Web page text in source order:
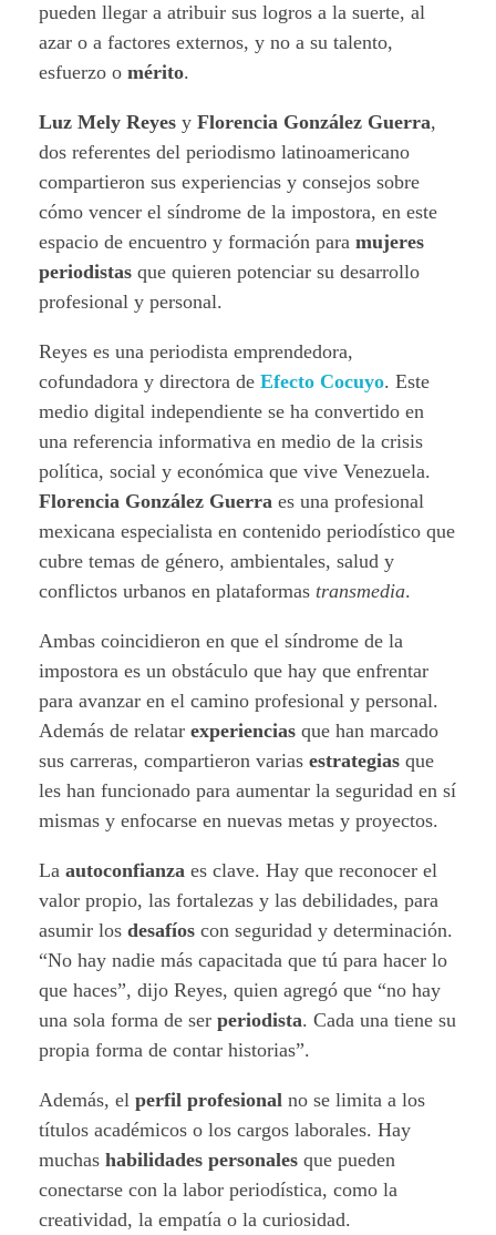
pueden llegar a atribuir sus logros a la suerte, al
azar o a factores externos, y no a su talento,
esfuerzo o mérito.
Luz Mely Reyes y Florencia González Guerra,
dos referentes del periodismo latinoamericano
compartieron sus experiencias y consejos sobre
cómo vencer el síndrome de la impostora, en este
espacio de encuentro y formación para mujeres
periodistas que quieren potenciar su desarrollo
profesional y personal.
Reyes es una periodista emprendedora,
cofundadora y directora de Efecto Cocuyo. Este
medio digital independiente se ha convertido en
una referencia informativa en medio de la crisis
política, social y económica que vive Venezuela.
Florencia González Guerra es una profesional
mexicana especialista en contenido periodístico que
cubre temas de género, ambientales, salud y
conflictos urbanos en plataformas transmedia.
Ambas coincidieron en que el síndrome de la
impostora es un obstáculo que hay que enfrentar
para avanzar en el camino profesional y personal.
Además de relatar experiencias que han marcado
sus carreras, compartieron varias estrategias que
les han funcionado para aumentar la seguridad en sí
mismas y enfocarse en nuevas metas y proyectos.
La autoconfianza es clave. Hay que reconocer el
valor propio, las fortalezas y las debilidades, para
asumir los desafíos con seguridad y determinación.
“No hay nadie más capacitada que tú para hacer lo
que haces”, dijo Reyes, quien agregó que “no hay
una sola forma de ser periodista. Cada una tiene su
propia forma de contar historias”.
Además, el perfil profesional no se limita a los
títulos académicos o los cargos laborales. Hay
muchas habilidades personales que pueden
conectarse con la labor periodística, como la
creatividad, la empatía o la curiosidad.